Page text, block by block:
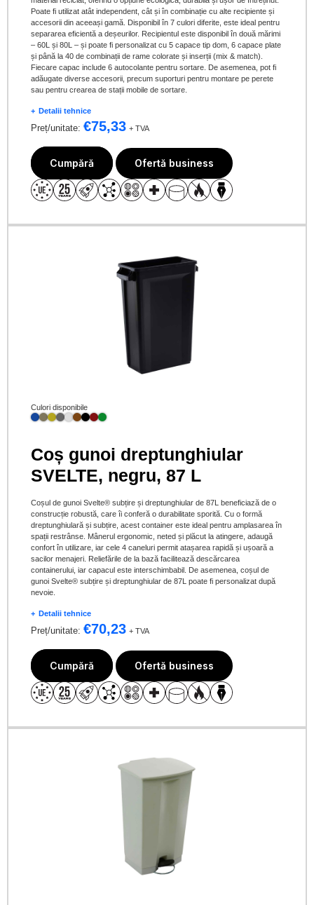
Poate fi utilizat atât independent, cât și în combinație cu alte recipiente și
accesorii din aceeași gamă. Disponibil în 7 culori diferite, este ideal pentru
separarea eficientă a deșeurilor. Recipientul este disponibil în două mărimi
– 60L și 80L – și poate fi personalizat cu 5 capace tip dom, 6 capace plate
și până la 40 de combinații de rame colorate și inserții (mix & match).
Fiecare capac include 6 autocolante pentru sortare. De asemenea, pot fi
adăugate diverse accesorii, precum suporturi pentru montare pe perete
sau pentru crearea de stații mobile de sortare.
Detalii tehnice
Preț/unitate: €75,33 + TVA
Cumpără Ofertă business
Culori disponibile
Coș gunoi dreptunghiular
SVELTE, negru, 87 L
Coșul de gunoi Svelte® subțire și dreptunghiular de 87L beneficiază de o
construcție robustă, care îi conferă o durabilitate sporită. Cu o formă
dreptunghiulară și subțire, acest container este ideal pentru amplasarea în
spații restrânse. Mânerul ergonomic, neted și plăcut la atingere, adaugă
confort în utilizare, iar cele 4 caneluri permit atașarea rapidă și ușoară a
sacilor menajeri. Reliefările de la bază facilitează descărcarea
containerului, iar capacul este interschimbabil. De asemenea, coșul de
gunoi Svelte® subțire și dreptunghiular de 87L poate fi personalizat după
nevoie.
Detalii tehnice
Preț/unitate: €70,23 + TVA
Cumpără Ofertă business